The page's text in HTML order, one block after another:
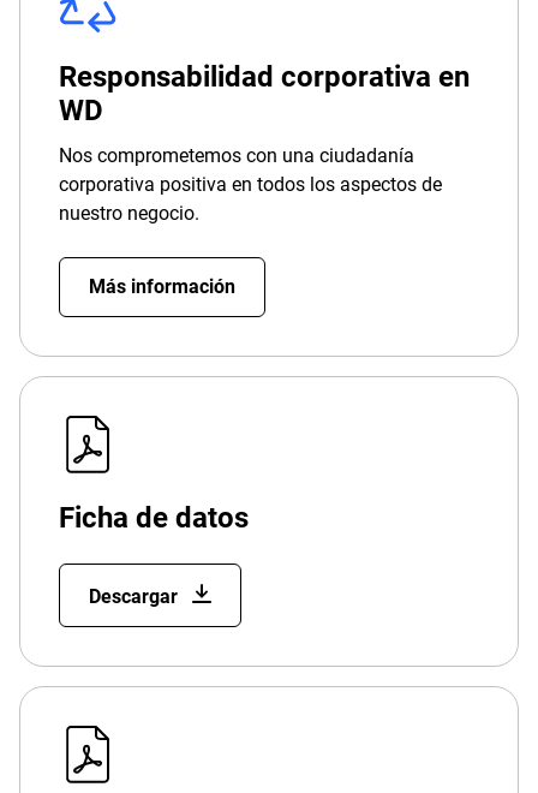
Responsabilidad corporativa en
WD
Nos comprometemos con una ciudadanía
corporativa positiva en todos los aspectos de
nuestro negocio.
Más información
Ficha de datos
Descargar